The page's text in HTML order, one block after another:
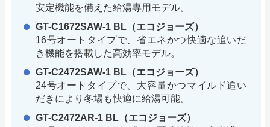
安定機能を備えた給湯専用モデル。
GT-C1672SAW-1 BL（エコジョーズ）
16号オートタイプで、省エネかつ快適な追いだ
き機能を搭載した高効率モデル。
GT-C2472SAW-1 BL（エコジョーズ）
24号オートタイプで、大容量かつマイルド追い
だきにより冬場も快適に給湯可能。
GT-C2472AR-1 BL（エコジョーズ）